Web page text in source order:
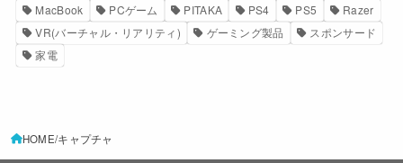
MacBook
PCゲーム PITAKA PS4 PS5
Razer
VR(バーチャル・リアリティ)
ゲーミング製品
スポンサード
家電
HOME キャプチャ